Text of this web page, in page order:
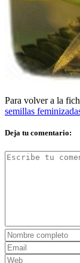
Para volver a la
semillas
Deja tu comentario: